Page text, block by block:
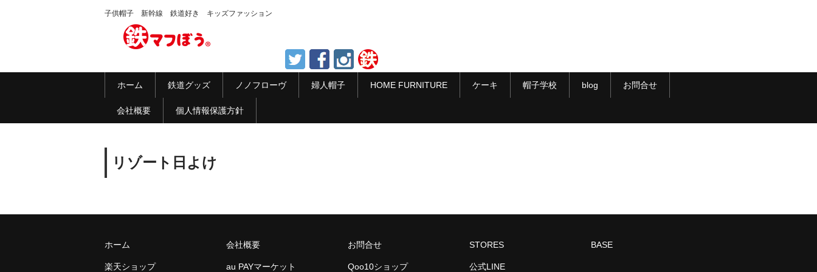
子供帽子 新幹線 鉄道好き キッズファッション
ホーム 鉄道グッズ ノノフローヴ 婦人帽子 HOME FURNITURE ケーキ 帽子学校 blog お問合せ
会社概要 個人情報保護方針
リゾート日よけ
ホーム 会社概要 お問合せ STORES BASE
楽天ショップ au PAYマーケット Qoo10ショップ 公式LINE